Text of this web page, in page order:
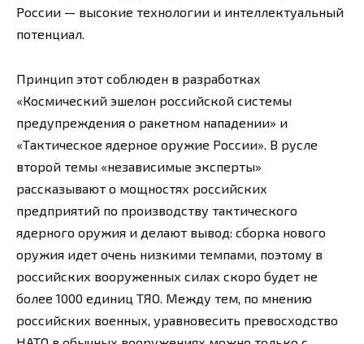
России — высокие технологии и интеллектуальный
потенциал.
Принцип этот соблюден в разработках
«Космический эшелон российской системы
предупреждения о ракетном нападении» и
«Тактическое ядерное оружие России». В русле
второй темы «независимые эксперты»
рассказывают о мощностях российских
предприятий по производству тактического
ядерного оружия и делают вывод: сборка нового
оружия идет очень низкими темпами, поэтому в
российских вооруженных силах скоро будет не
более 1000 единиц ТЯО. Между тем, по мнению
российских военных, уравновесить превосходство